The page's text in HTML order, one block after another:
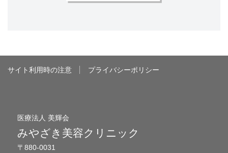
サイト利用時の注意 プライバシーポリシー
医療法人 美輝会
みやざき美容クリニック
〒880-0031